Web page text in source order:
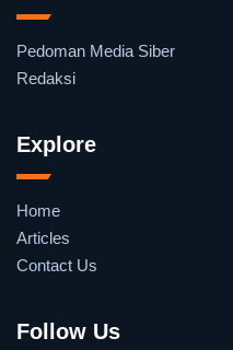
Pedoman Media Siber
Redaksi
Explore
Home
Articles
Contact Us
Follow Us